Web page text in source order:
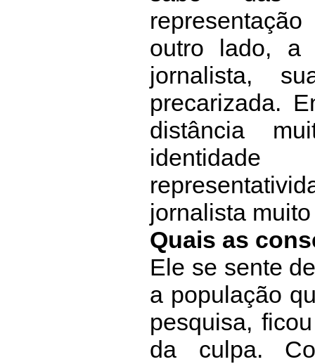
outro lado, a
jornalista,
precarizada.
distância
jornalista
Quais as
Ele se sente
a população
pesquisa,
da culpa.